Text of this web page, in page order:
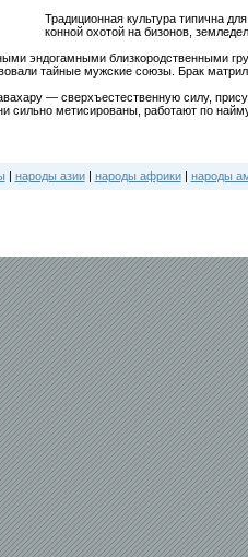
Традиционная культура типична
конной охотой на бизонов,
эндогамными близкородственными
тайные мужские союзы. Брак
— сверхъестественную силу,
сильно метисированы, работают по
| народы азии| народы африки| народы